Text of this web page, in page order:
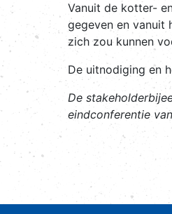
Vanuit de kotter-
gegeven en vanuit
zich zou kunnen
De uitnodiging en
De
eindconferentie